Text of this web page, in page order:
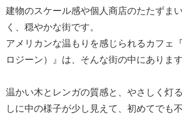
建物のスケール感や個人商店のたたずま
く、穏やかな街です。
アメリカンな温もりを感じられるカフェ
ロジーン）』は、そんな街の中にあります
温かい木とレンガの質感と、やさしく灯
しに中の様子が少し見えて、初めてでも